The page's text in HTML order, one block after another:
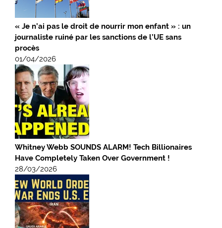
« Je n’ai pas le droit de nourrir mon enfant » : un
journaliste ruiné par les sanctions de l’UE sans
procès
01/04/2026
Whitney Webb SOUNDS ALARM! Tech Billionaires
Have Completely Taken Over Government !
28/03/2026